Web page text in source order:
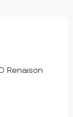
Renaison